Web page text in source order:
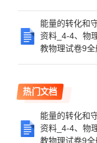
能量的转化和
资料_4-4、物
教物理试卷9
热门文档
能量的转化和
资料_4-4、物
教物理试卷9